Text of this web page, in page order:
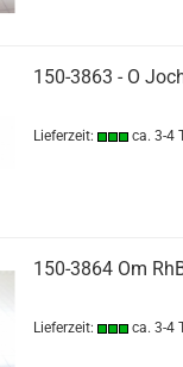
150-3863 - O
Lieferzeit: ca. 3-4
150-3864 Om
Lieferzeit: ca. 3-4